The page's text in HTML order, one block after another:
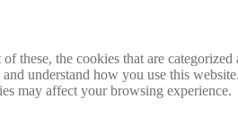
the cookies that are categorized
understand how you use this
may affect your browsing experience.